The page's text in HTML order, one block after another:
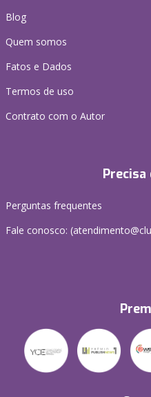
Blog
Quem somos
Fatos e Dados
Termos de uso
Contrato com o Autor
Precisa
Perguntas frequentes
Fale conosco: